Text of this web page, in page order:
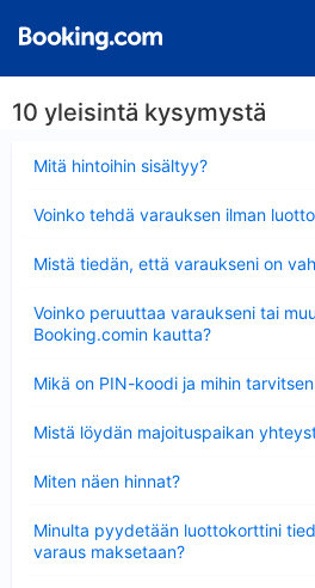
10 yleisintä kysymystä
Mitä hintoihin sisältyy?
Voinko tehdä varauksen ilman
Mistä tiedän, että varaukseni on
Voinko peruuttaa varaukseni tai
Booking.comin kautta?
Mikä on PIN-koodi ja mihin
Mistä löydän majoituspaikan
Miten näen hinnat?
Minulta pyydetään luottokorttini
varaus maksetaan?